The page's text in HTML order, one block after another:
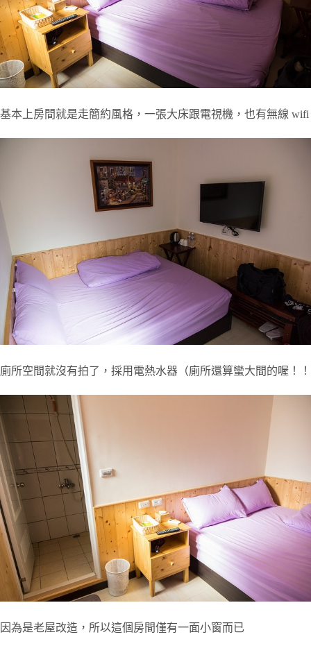
基本上房間就是走簡約風格，一張大床跟電視機，也有無線 wifi
廁所空間就沒有拍了，採用電熱水器（廁所還算蠻大間的喔！！
因為是老屋改造，所以這個房間僅有一面小窗而已